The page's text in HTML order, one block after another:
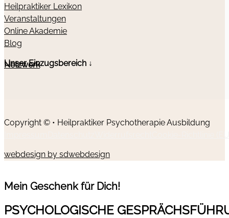
Heilpraktiker Lexikon
Veranstaltungen
Online Akademie
Blog
Netzwerk
Unser Einzugsbereich ↓
Copyright © • Heilpraktiker Psychotherapie Ausbildung
webdesign by sdwebdesign
Mein Geschenk für Dich!
PSYCHOLOGISCHE